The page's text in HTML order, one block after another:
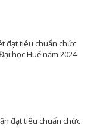
đạt tiêu chuẩn chức
học Huế năm 2024
đạt tiêu chuẩn chức